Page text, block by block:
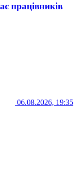
працівників
06.08.2026, 19:35